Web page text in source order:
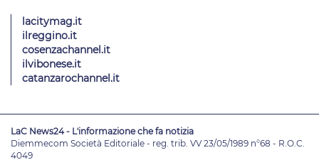
lacitymag.it
ilreggino.it
cosenzachannel.it
ilvibonese.it
catanzarochannel.it
LaC News24 - L'informazione che fa notizia
Diemmecom Società Editoriale - reg. trib. VV 23/05/1989 n°68 - R.O.C.
4049